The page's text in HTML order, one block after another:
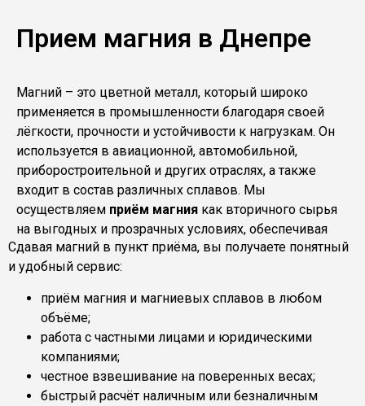
Прием магния в Днепре
Магний – это цветной металл, который широко
применяется в промышленности благодаря своей
лёгкости, прочности и устойчивости к нагрузкам. Он
используется в авиационной, автомобильной,
приборостроительной и других отраслях, а также
входит в состав различных сплавов. Мы
осуществляем приём магния как вторичного сырья
на выгодных и прозрачных условиях, обеспечивая
точное взвешивание и оперативный расчёт.
Сдавая магний в пункт приёма, вы получаете понятный
и удобный сервис:
приём магния и магниевых сплавов в любом
объёме;
работа с частными лицами и юридическими
компаниями;
честное взвешивание на поверенных весах;
быстрый расчёт наличным или безналичным